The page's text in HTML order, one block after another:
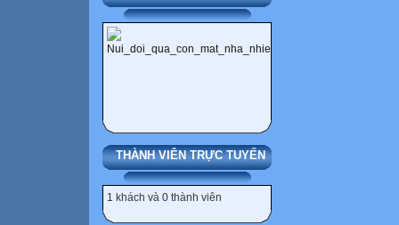
THÀNH VIÊN TRỰC TUYẾN
1 khách và 0 thành viên